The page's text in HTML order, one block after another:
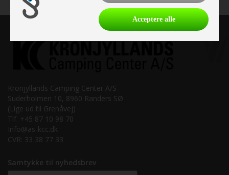
Kronjyllands Camping Center A/S
Suderholmen 10, 8960 Randers SØ
(Lige ud til Grenåvej)
Tlf. +45 87 10 98 70
Info@as-kcc.dk
CVR: 33 38 77 33
Samtykke til nyhedsbrev
Acceptere alle